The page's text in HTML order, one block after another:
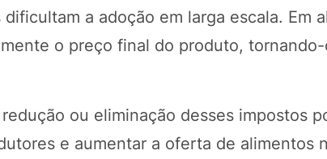
a adoção em larga escala. Em
o preço final do produto,
ou eliminação desses impostos
e aumentar a oferta de alimentos